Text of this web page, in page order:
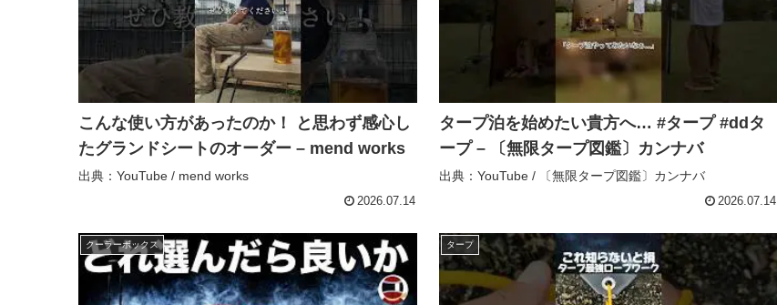
こんな使い方があったのか！ と思わず感心し
たグランドシートのオーダー – mend works
出典：YouTube / mend works
2026.07.14
タープ泊を始めたい貴方へ… #タープ #ddタ
ープ – 〔無限タープ図鑑〕カンナバ
出典：YouTube / 〔無限タープ図鑑〕カンナバ
2026.07.14
クーラーボックス タープ